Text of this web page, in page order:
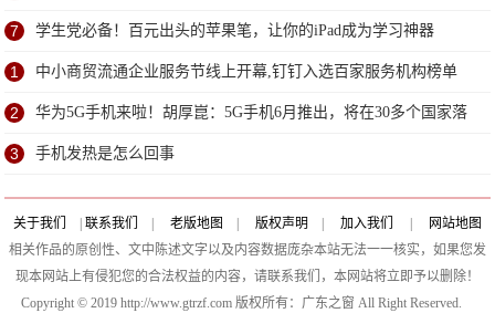
机吧
7 学生党必备！百元出头的苹果笔，让你的iPad成为学习神器
1 中小商贸流通企业服务节线上开幕,钉钉入选百家服务机构榜单
2 华为5G手机来啦！胡厚崑：5G手机6月推出，将在30多个国家落
地5G
3 手机发热是怎么回事
关于我们 联系我们 老版地图 版权声明 加入我们
网站地图
相关作品的原创性、文中陈述文字以及内容数据庞杂本站无法一一核实，如果您发
现本网站上有侵犯您的合法权益的内容，请联系我们，本网站将立即予以删除！
Copyright © 2019 http://www.gtrzf.com 版权所有：广东之窗 All Right Reserved.